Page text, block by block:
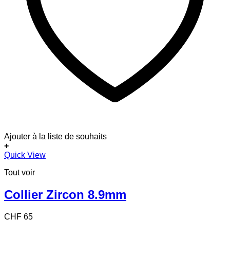
Ajouter à la liste de souhaits
+
Quick View
Tout voir
Collier Zircon 8.9mm
CHF 65